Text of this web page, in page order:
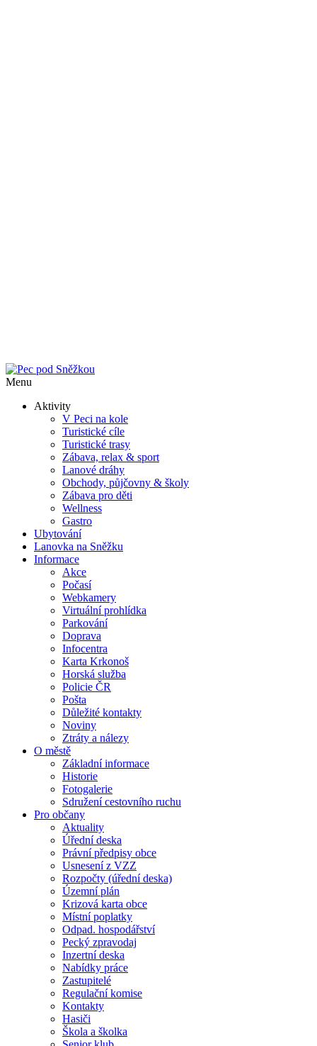
Menu
Aktivity
V Peci na kole
Turistické cíle
Turistické trasy
Zábava, relax & sport
Lanové dráhy
Obchody, půjčovny & školy
Zábava pro děti
Wellness
Gastro
Ubytování
Lanovka na Sněžku
Informace
Akce
Počasí
Webkamery
Virtuální prohlídka
Parkování
Doprava
Infocentra
Karta Krkonoš
Horská služba
Policie ČR
Pošta
Důležité kontakty
Noviny
Ztráty a nálezy
O městě
Základní informace
Historie
Fotogalerie
Sdružení cestovního ruchu
Pro občany
Aktuality
Úřední deska
Právní předpisy obce
Usnesení z VZZ
Rozpočty (úřední deska)
Územní plán
Krizová karta obce
Místní poplatky
Odpad. hospodářství
Pecký zpravodaj
Inzertní deska
Nabídky práce
Zastupitelé
Regulační komise
Kontakty
Hasiči
Škola a školka